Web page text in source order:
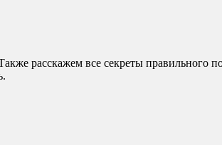
расскажем все секреты правильного